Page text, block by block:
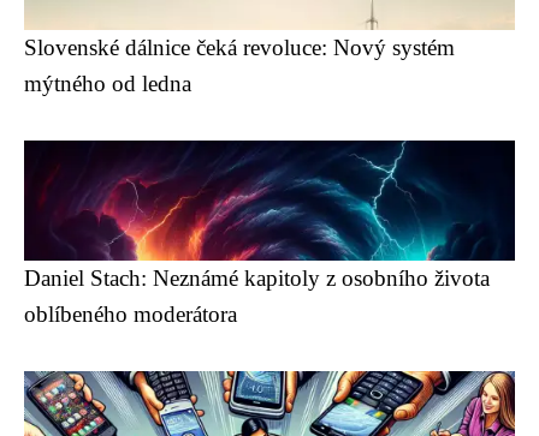
Slovenské dálnice čeká revoluce: Nový systém
mýtného od ledna
Daniel Stach: Neznámé kapitoly z osobního života
oblíbeného moderátora